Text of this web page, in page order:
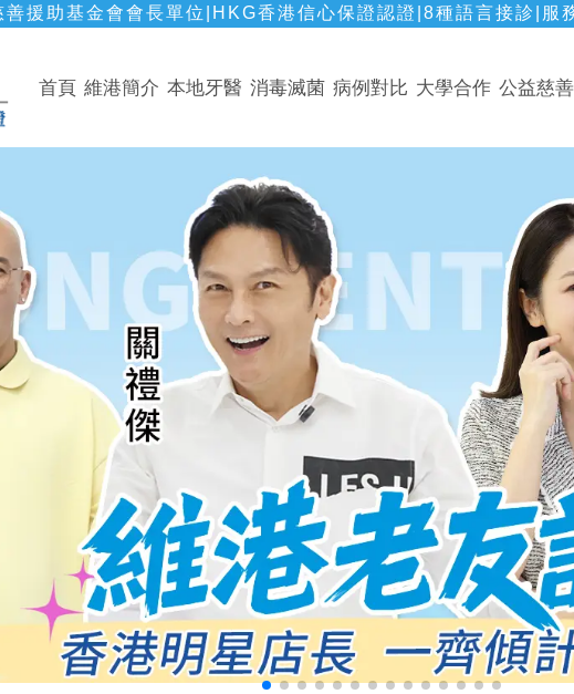
援助基金會會長單位|HKG香港信心保證認證|8種語言接診|服
首頁 維港簡介 本地牙醫 消毒滅菌 病例對比 大學合作 公益慈善